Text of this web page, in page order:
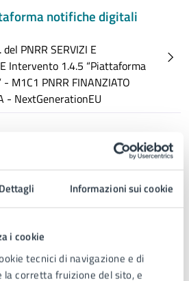
Dettagli Informazioni sui cookie
i cookie
tecnici di navigazione e di
corretta fruizione del sito, e
notifiche digitali
PNRR SERVIZI E
Intervento 1.4.5 “Piattaforma
M1C1 PNRR FINANZIATO
- NextGenerationEU
delle procedure
E PERFORMANCE
2.2.3 “Digitalizzazione delle
- NextGenerationEU